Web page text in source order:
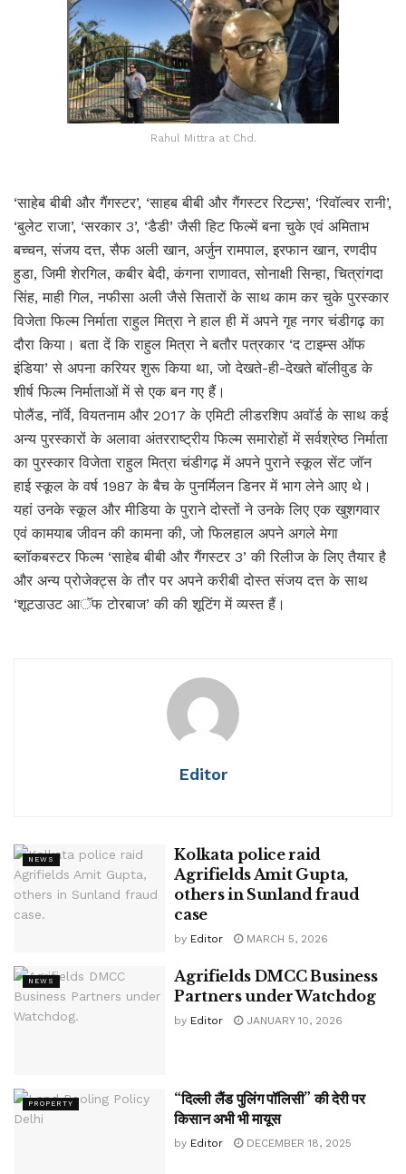
Rahul Mittra at Chd.
‘साहेब बीबी और गैंगस्टर’, ‘साहब बीबी और गैंगस्टर रिटन्र्स’, ‘रिवॉल्वर रानी’,
‘बुलेट राजा’, ‘सरकार 3’, ‘डैडी’ जैसी हिट फिल्में बना चुके एवं अमिताभ
बच्चन, संजय दत्त, सैफ अली खान, अर्जुन रामपाल, इरफान खान, रणदीप
हुडा, जिमी शेरगिल, कबीर बेदी, कंगना राणावत, सोनाक्षी सिन्हा, चित्रांगदा
सिंह, माही गिल, नफीसा अली जैसे सितारों के साथ काम कर चुके पुरस्कार
विजेता फिल्म निर्माता राहुल मित्रा ने हाल ही में अपने गृह नगर चंडीगढ़ का
दौरा किया। बता दें कि राहुल मित्रा ने बतौर पत्रकार ‘द टाइम्स ऑफ
इंडिया’ से अपना करियर शुरू किया था, जो देखते-ही-देखते बॉलीवुड के
शीर्ष फिल्म निर्माताओं में से एक बन गए हैं।
पोलैंड, नॉर्वे, वियतनाम और 2017 के एमिटी लीडरशिप अवाॅर्ड के साथ कई
अन्य पुरस्कारों के अलावा अंतरराष्ट्रीय फिल्म समारोहों में सर्वश्रेष्ठ निर्माता
का पुरस्कार विजेता राहुल मित्रा चंडीगढ़ में अपने पुराने स्कूल सेंट जॉन
हाई स्कूल के वर्ष 1987 के बैच के पुनर्मिलन डिनर में भाग लेने आए थे।
यहां उनके स्कूल और मीडिया के पुराने दोस्तों ने उनके लिए एक खुशगवार
एवं कामयाब जीवन की कामना की, जो फिलहाल अपने अगले मेगा
ब्लॉकबस्टर फिल्म ‘साहेब बीबी और गैंगस्टर 3’ की रिलीज के लिए तैयार है
और अन्य प्रोजेक्ट्स के तौर पर अपने करीबी दोस्त संजय दत्त के साथ
‘शूटउाउट आॅफ टोरबाज’ की की शूटिंग में व्यस्त हैं।
Editor
NEWS
Kolkata police raid
Agrifields Amit Gupta,
others in Sunland fraud
case
by Editor MARCH 5, 2026
NEWS
Agrifields DMCC Business
Partners under Watchdog
by Editor JANUARY 10, 2026
PROPERTY
“दिल्ली लैंड पुलिंग पॉलिसी” की देरी पर
किसान अभी भी मायूस
by Editor DECEMBER 18, 2025